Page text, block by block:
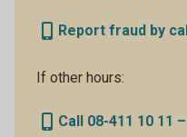
Report fraud by
If other hours:
Call 08-411 10 11